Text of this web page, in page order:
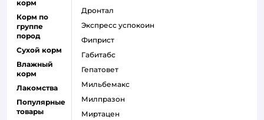
корм
Корм по
группе
пород
Сухой корм
Влажный
корм
Лакомства
Популярные
товары
дронтал
экспресс успокоин
фиприст
габитабс
гепатовет
мильбемакс
милпразон
миртацен